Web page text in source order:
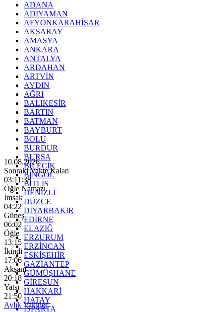
ADANA
ADIYAMAN
AFYONKARAHİSAR
AKSARAY
AMASYA
ANKARA
ANTALYA
ARDAHAN
ARTVİN
AYDIN
AĞRI
BALIKESİR
BARTIN
BATMAN
BAYBURT
BOLU
BURDUR
BURSA
BİLECİK
BİNGÖL
BİTLİS
DENİZLİ
DÜZCE
DİYARBAKIR
EDİRNE
ELAZIĞ
ERZURUM
ERZİNCAN
ESKİŞEHİR
GAZİANTEP
GÜMÜŞHANE
GİRESUN
HAKKARİ
HATAY
ISPARTA
10.08.2026
Sonraki Vakte Kalan
03:11:36
Öğle Namazı
İmsak
04:22
Güneş
06:02
Öğle
13:15
İkindi
17:06
Akşam
20:18
Yatsı
21:50
Aylık Vakitler